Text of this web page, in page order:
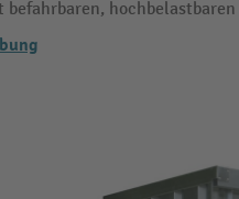
befahrbaren, hochbelastbaren